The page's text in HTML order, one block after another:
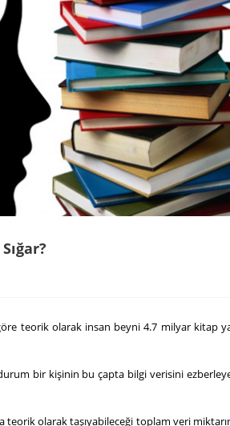
teorik olarak insan beyni 4.7 milyar kitap
bir kişinin bu çapta bilgi verisini
teorik olarak taşıyabileceği toplam veri